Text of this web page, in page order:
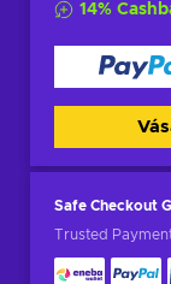
14%
Safe Checkout
Trusted